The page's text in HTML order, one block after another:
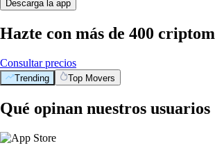
Descarga la app
Hazte con más de 400
Consultar precios
Trending Top Movers
Qué opinan nuestros usuarios